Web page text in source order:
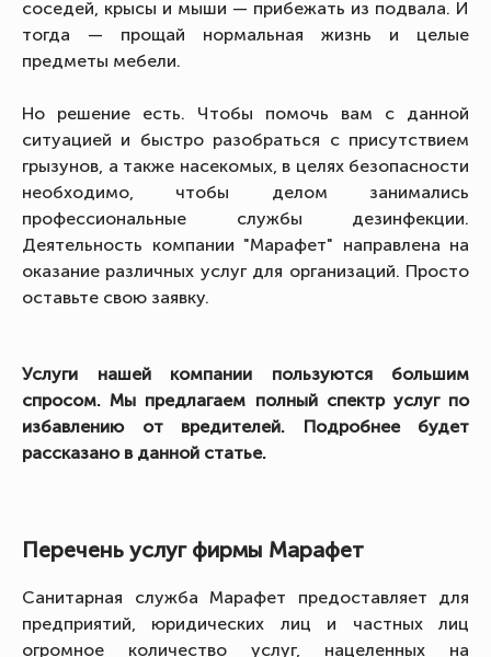
соседей, крысы и мыши — прибежать из подвала. И
тогда — прощай нормальная жизнь и целые
предметы мебели.
Но решение есть. Чтобы помочь вам с данной
ситуацией и быстро разобраться с присутствием
грызунов, а также насекомых, в целях безопасности
необходимо, чтобы делом занимались
профессиональные службы дезинфекции.
Деятельность компании "Марафет" направлена на
оказание различных услуг для организаций. Просто
оставьте свою заявку.
Услуги нашей компании пользуются большим
спросом. Мы предлагаем полный спектр услуг по
избавлению от вредителей. Подробнее будет
рассказано в данной статье.
Перечень услуг фирмы Марафет
Санитарная служба Марафет предоставляет для
предприятий, юридических лиц и частных лиц
огромное количество услуг, нацеленных на